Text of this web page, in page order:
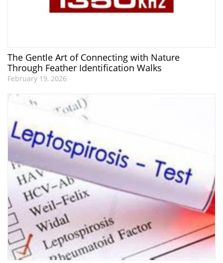
The Gentle Art of Connecting with Nature
Through Feather Identification Walks
February 19, 2026